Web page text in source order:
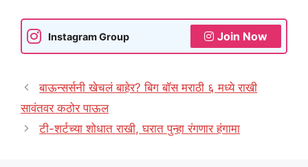
Instagram Group Join Now
बाऊन्सर्सनी खेचलं बाहेर? बिग बॉस मराठी ६ मध्ये राखी
सावंतवर कठोर पाऊल
टी-शर्टच्या शोधात राखी, घरात पुन्हा रंगणार हंगामा